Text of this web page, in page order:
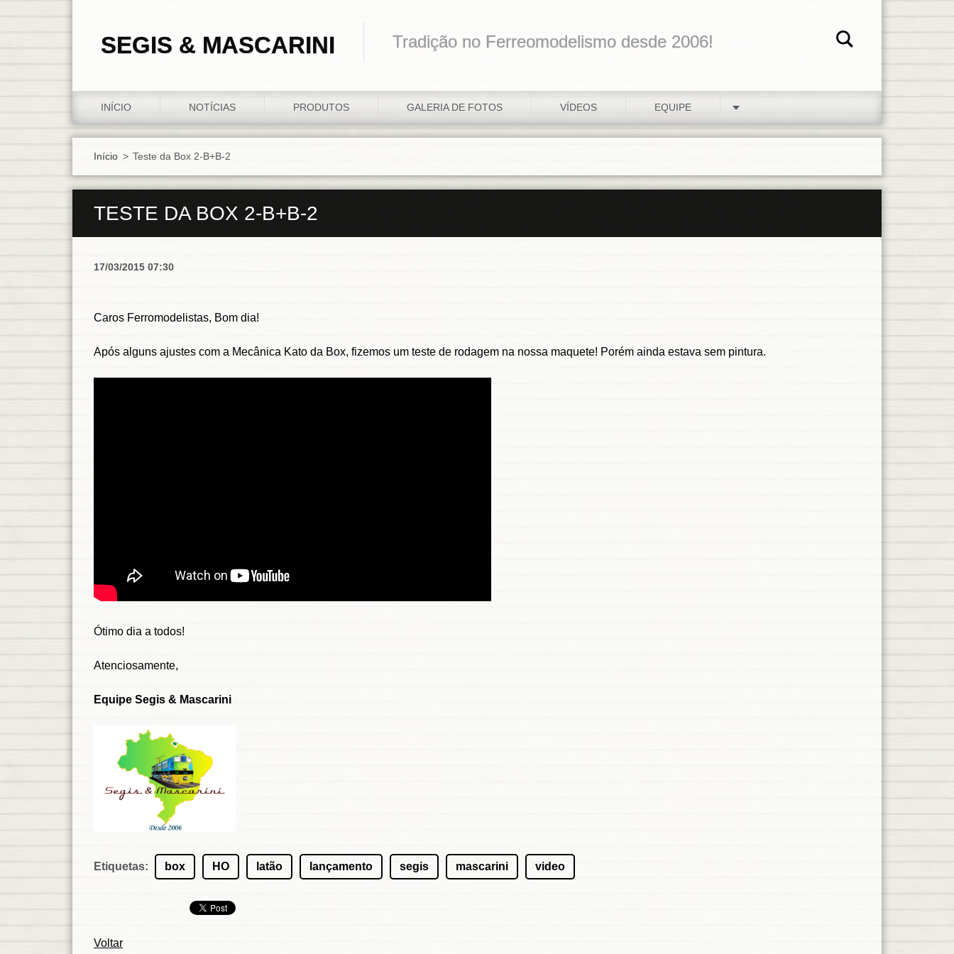
SEGIS & MASCARINI Tradição no Ferreomodelismo desde 2006!
INÍCIO NOTÍCIAS PRODUTOS GALERIA DE FOTOS VÍDEOS EQUIPE
Início > Teste da Box 2-B+B-2
TESTE DA BOX 2-B+B-2
17/03/2015 07:30
Caros Ferromodelistas, Bom dia!
Após alguns ajustes com a Mecânica Kato da Box, fizemos um teste de rodagem na nossa maquete! Porém ainda estava sem pintura.
Ótimo dia a todos!
Atenciosamente,
Equipe Segis & Mascarini
Etiquetas: box HO latão lançamento segis mascarini video
Voltar